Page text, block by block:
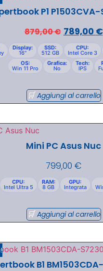
P1
879,00€ 789,00 €
Display:
16"
SSD:
512 GB
CPU:
Intel Core 3
OS:
Win 11 Pro
Grafica:
No
Tech:
IPS
Aggiungi al carrello
Mini PC Asus Nuc
799,00 €
CPU:
Intel Ultra 5
RAM:
8 GB
GPU:
Integrata
Aggiungi al carrello
B1